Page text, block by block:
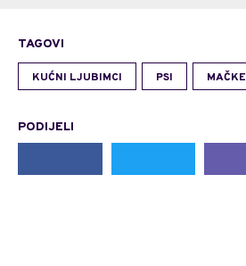
TAGOVI
KUĆNI LJUBIMCI PSI MAČKE
PODIJELI